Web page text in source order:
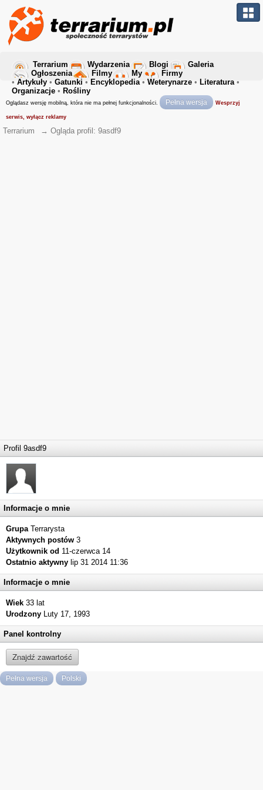
Terrarium Wydarzenia Blogi
Galeria
Ogłoszenia
Filmy My
Firmy
• Artykuły • Gatunki • Encyklopedia• Weterynarze • Literatura•
Organizacje • Rośliny
Oglądasz wersję mobilną, która nie ma pełnej funkcjonalności. Pełna wersja Wesprzyj
serwis, wyłącz reklamy
Terrarium → Ogląda profil: 9asdf9
Profil 9asdf9
Informacje o mnie
GrupaTerrarysta
Aktywnych postów 3
Użytkownik od 11-czerwca 14
Ostatnio aktywny lip 31 2014 11:36
Informacje o mnie
Wiek 33 lat
Urodzony Luty 17, 1993
Panel kontrolny
Znajdź zawartość
Pełna wersja Polski